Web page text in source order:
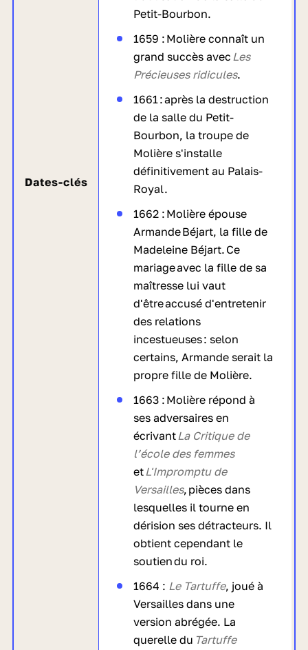
Dates-clés
Petit-Bourbon.
1659 : Molière connaît un
grand succès avec Les
Précieuses ridicules.
1661 : après la destruction
de la salle du Petit-
Bourbon, la troupe de
Molière s'installe
définitivement au Palais-
Royal.
1662 : Molière épouse
Armande Béjart, la fille de
Madeleine Béjart. Ce
mariage avec la fille de sa
maîtresse lui vaut
d'être accusé d'entretenir
des relations
incestueuses : selon
certains, Armande serait la
propre fille de Molière.
1663 : Molière répond à
ses adversaires en
écrivantLa Critique de
l’école des femmes
etL'Impromptu de
Versailles, pièces dans
lesquelles il tourne en
dérision ses détracteurs. Il
obtient cependant le
soutien du roi.
1664 : Le Tartuffe, joué à
Versailles dans une
version abrégée. La
querelle du Tartuffe